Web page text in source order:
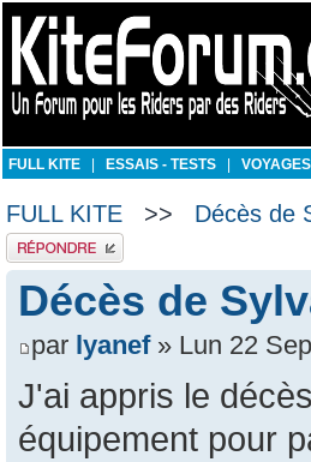
FULL KITE ESSAIS - TESTS VOYAGES
FULL KITE >> Décès de
Publier une réponse
Décès de
par lyanef» Lun 22
J'ai appris le
équipement pour